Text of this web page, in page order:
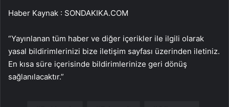
Haber Kaynak : SONDAKIKA.COM
“Yayınlanan tüm haber ve diğer içerikler ile ilgili olarak
yasal bildirimlerinizi bize iletişim sayfası üzerinden iletiniz.
En kısa süre içerisinde bildirimlerinize geri dönüş
sağlanılacaktır.”